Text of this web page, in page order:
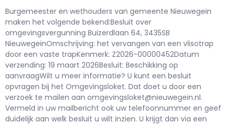
Burgemeester en wethouders van gemeente Nieuwegein
maken het volgende bekend:Besluit over
omgevingsvergunning Buizerdlaan 64, 3435SB
NieuwegeinOmschrijving: het vervangen van een vlisotrap
door een vaste trapKenmerk: Z2026-00000452Datum
verzending: 19 maart 2026Besluit: Beschikking op
aanvraagWilt u meer informatie? U kunt een besluit
opvragen bij het Omgevingsloket. Dat doet u door een
verzoek te mailen aan omgevingsloket@nieuwegein.nl.
Vermeld in uw mailbericht ook uw telefoonnummer en geef
duidelijk aan welk besluit u wilt inzien. U krijgt dan via een